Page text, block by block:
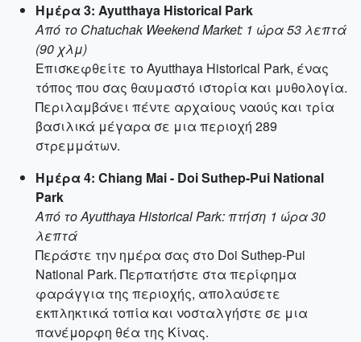
Ημέρα 3: Ayutthaya Historical Park
Από το Chatuchak Weekend Market: 1 ώρα 53 λεπτά
(90 χλμ)
Επισκεφθείτε το Ayutthaya Historical Park, ένας
τόπος που σας θαυμαστό ιστορία και μυθολογία.
Περιλαμβάνει πέντε αρχαίους ναούς και τρία
βασιλικά μέγαρα σε μια περιοχή 289
στρεμμάτων.
Ημέρα 4: Chiang Mai - Doi Suthep-Pui National
Park
Από το Ayutthaya Historical Park: πτήση 1 ώρα 30
λεπτά
Περάστε την ημέρα σας στο Doi Suthep-Pui
National Park. Περπατήστε στα περίφημα
φαράγγια της περιοχής, απολαύσετε
εκπληκτικά τοπία και νοσταλγήστε σε μια
πανέμορφη θέα της Κίνας.